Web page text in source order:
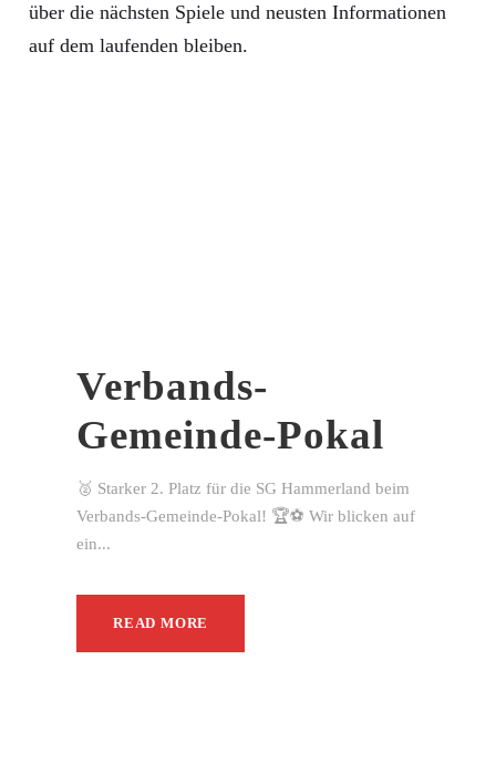
über die nächsten Spiele und neusten Informationen
auf dem laufenden bleiben.
Verbands-
Gemeinde-Pokal
🥈 Starker 2. Platz für die SG Hammerland beim
Verbands-Gemeinde-Pokal! 🏆⚽ Wir blicken auf
ein...
READ MORE